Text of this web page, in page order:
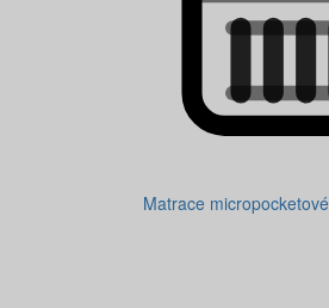
Matrace micropocketové